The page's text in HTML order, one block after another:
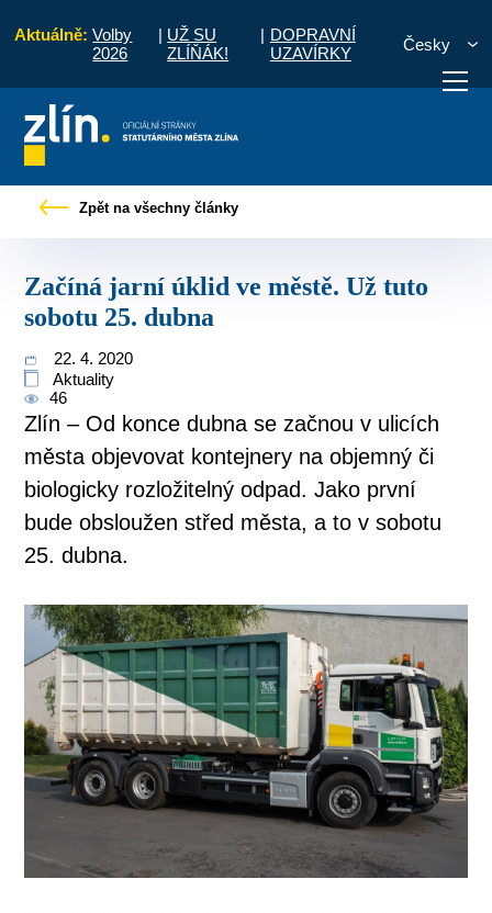
Aktuálně: Volby
2026
| UŽ SU
ZLÍŇÁK!
| DOPRAVNÍ
UZAVÍRKY
Česky
vyřídit Potřebuji zaplatit
Zpět na všechny články
Začíná jarní úklid ve městě. Už tuto
sobotu 25. dubna
22. 4. 2020
Aktuality
46
Zlín – Od konce dubna se začnou v ulicích
města objevovat kontejnery na objemný či
biologicky rozložitelný odpad. Jako první
bude obsloužen střed města, a to v sobotu
25. dubna.